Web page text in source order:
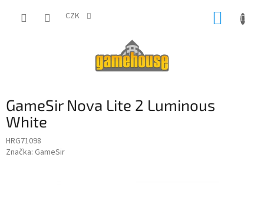
CZK
GameSir Nova Lite 2 Luminous
White
HRG71098
Značka: GameSir